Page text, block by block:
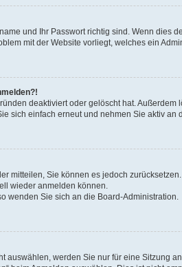
und Ihr Passwort richtig sind. Wenn dies
mit der Website vorliegt, welches ein
deaktiviert oder gelöscht hat.
sich einfach erneut und nehmen Sie aktiv an
mitteilen, Sie können es jedoch
wieder anmelden können.
wenden Sie sich an die Board-Administration.
auswählen, werden Sie nur für eine Sitzung